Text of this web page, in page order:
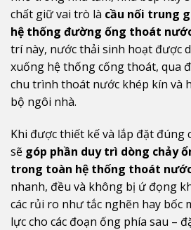
chất giữ vai trò là cầu nối trung
hệ thống đường ống thoát
trí này, nước thải sinh hoạt được
xuống hệ thống cống thoát, qua
chu trình thoát nước khép kín và
bộ ngôi nhà.
Khi được thiết kế và lắp đặt đúng
sẽ góp phần duy trì dòng chảy
trong toàn hệ thống thoát
nhanh, đều và không bị ứ đọng
các rủi ro như tắc nghẽn hay bốc
lực cho các đoạn ống phía sau –